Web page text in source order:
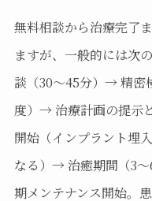
無料相談から治療完了
ますが、一般的には次
談（30〜45分）→ 精密
度）→ 治療計画の提示
開始（インプラント埋
なる）→ 治癒期間（3
期メンテナンス開始。